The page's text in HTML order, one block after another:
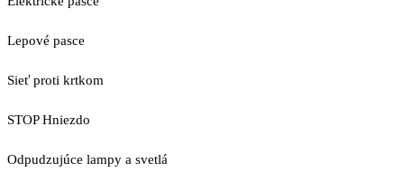
Lepové pasce
Sieť proti krtkom
STOP Hniezdo
Odpudzujúce lampy a svetlá